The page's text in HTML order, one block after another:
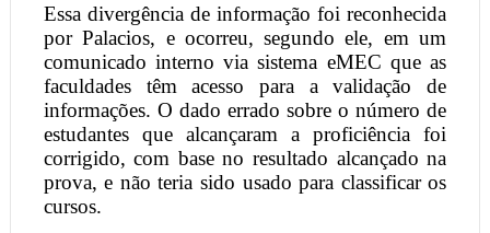
Essa divergência de informação foi reconhecida
por Palacios, e ocorreu, segundo ele, em um
comunicado interno via sistema eMEC que as
faculdades têm acesso para a validação de
informações. O dado errado sobre o número de
estudantes que alcançaram a proficiência foi
corrigido, com base no resultado alcançado na
prova, e não teria sido usado para classificar os
cursos.